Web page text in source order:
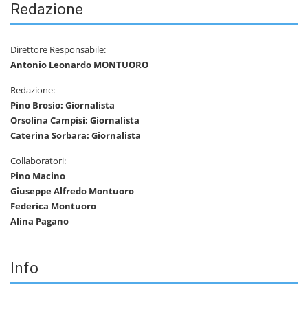
Redazione
Direttore Responsabile:
Antonio Leonardo MONTUORO
Redazione:
Pino Brosio: Giornalista
Orsolina Campisi: Giornalista
Caterina Sorbara: Giornalista
Collaboratori:
Pino Macino
Giuseppe Alfredo Montuoro
Federica Montuoro
Alina Pagano
Info